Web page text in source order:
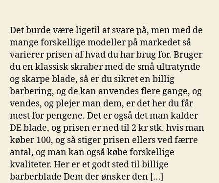
Det burde være ligetil at svare på, men med de
mange forskellige modeller på markedet så
varierer prisen af hvad du har brug for. Bruger
du en klassisk skraber med de små ultratynde
og skarpe blade, så er du sikret en billig
barbering, og de kan anvendes flere gange, og
vendes, og plejer man dem, er det her du får
mest for pengene. Det er også det man kalder
DE blade, og prisen er ned til 2 kr stk. hvis man
køber 100, og så stiger prisen ellers ved færre
antal, og man kan også købe forskellige
kvaliteter. Her er et godt sted til billige
barberblade Dem der ønsker den […]